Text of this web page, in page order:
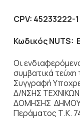
CPV: 45233222-1
ΚωδικόςNUTS:
Οι
συμβατικά
Συγγραφή
Δ/ΝΣΗΣ
ΔΟΜΗΣΗΣ ΔΗΜΟΥ
Περάματος Τ.Κ.